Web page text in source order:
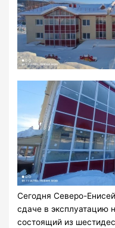
Сегодня Северо-
сдаче в эксплуатацию
состоящий из